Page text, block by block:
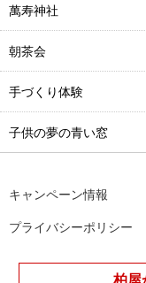
萬寿神社
朝茶会
手づくり体験
子供の夢の青い窓
キャンペーン情報
プライバシーポリシー